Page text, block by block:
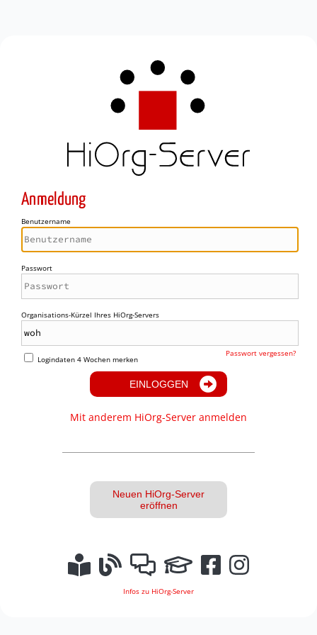
Anmeldung
Benutzername
Passwort
Organisations-Kürzel Ihres HiOrg-Servers
Logindaten 4 Wochen merken
Passwort vergessen?
EINLOGGEN
Mit anderem HiOrg-Server anmelden
Neuen HiOrg-Server
eröffnen
Infos zu HiOrg-Server